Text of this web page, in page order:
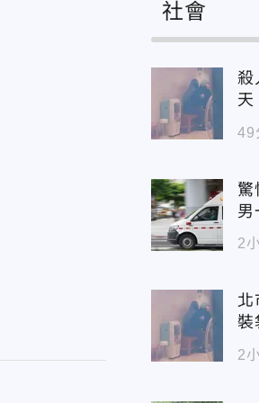
社會
殺
49
男
2
裝
2